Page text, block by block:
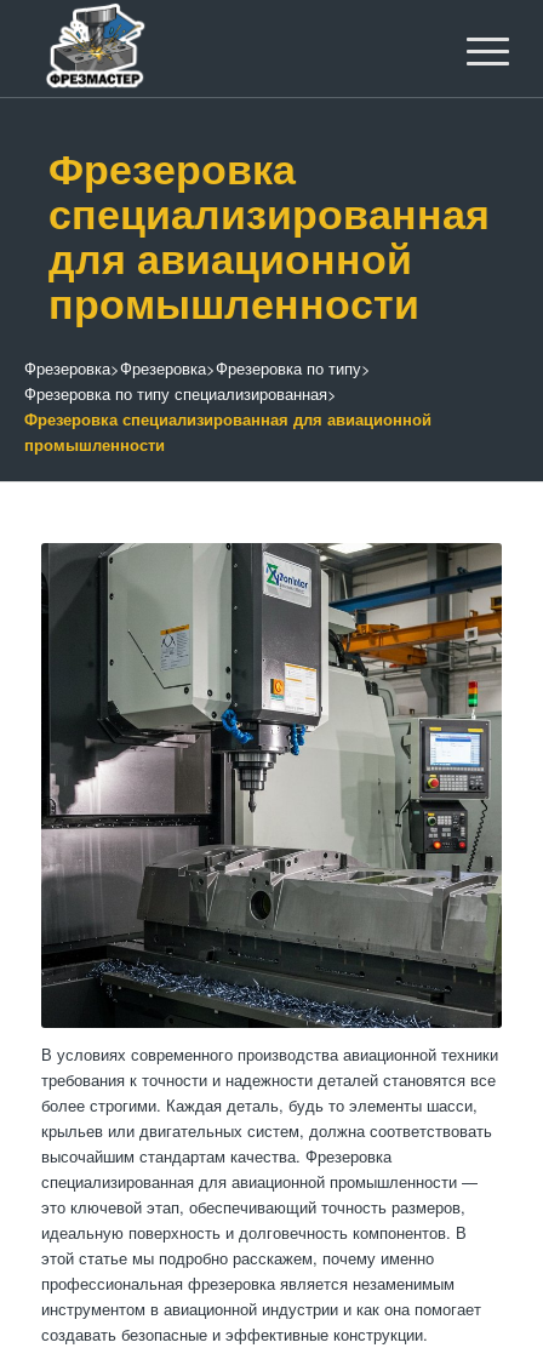
Фрезеровка
специализированная
для авиационной
промышленности
Фрезеровка>Фрезеровка>Фрезеровка по типу>
Фрезеровка по типу специализированная>
Фрезеровка специализированная для авиационной
промышленности
В условиях современного производства авиационной техники
требования к точности и надежности деталей становятся все
более строгими. Каждая деталь, будь то элементы шасси,
крыльев или двигательных систем, должна соответствовать
высочайшим стандартам качества. Фрезеровка
специализированная для авиационной промышленности —
это ключевой этап, обеспечивающий точность размеров,
идеальную поверхность и долговечность компонентов. В
этой статье мы подробно расскажем, почему именно
профессиональная фрезеровка является незаменимым
инструментом в авиационной индустрии и как она помогает
создавать безопасные и эффективные конструкции.